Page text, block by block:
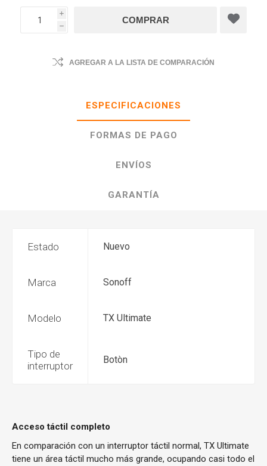
i
h
AGREGAR A LA LISTA DE COMPARACIÓN
ESPECIFICACIONES
FORMAS DE PAGO
ENVÍOS
GARANTÍA
Estado Nuevo
Marca Sonoff
Modelo TX Ultimate
Tipo de
interruptor
Botòn
Acceso táctil completo
En comparación con un interruptor táctil normal, TX Ultimate
tiene un área táctil mucho más grande, ocupando casi todo el